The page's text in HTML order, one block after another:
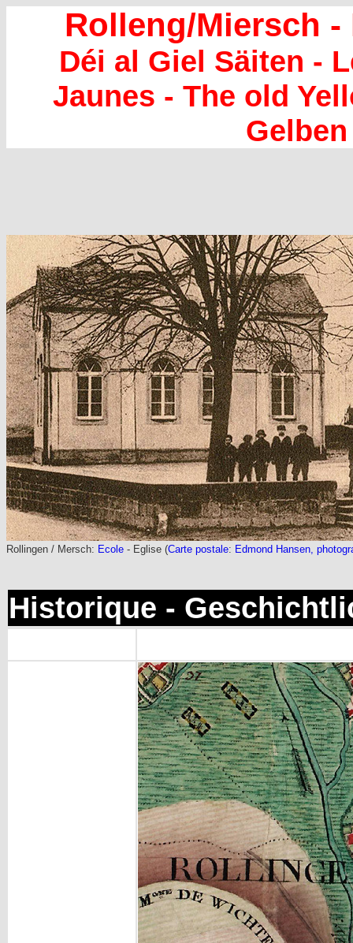
Rolleng/Miersch
Déi al Giel Säiten -
Jaunes - The old
Rollingen / Mersch: Ecole - Eglise (Carte postale: Edmond Hansen,
Historique -